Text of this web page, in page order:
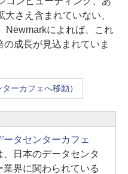
さえ含まれていない、
Newmarkによれば、これ
成長が見込まれていま
ーカフェへ移動）
ータセンターカフェ
、日本のデータセンタ
業界に関わられている